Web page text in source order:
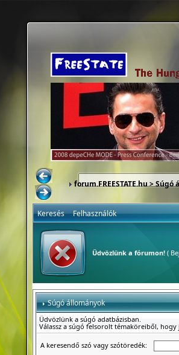
forum.FREESTATE.hu> Súgó
Keresés Felhasználók
Üdvözlünk a fórumon!(
Súgó állományok
Üdvözlünk a súgó adatbázisban.
Válassz a súgó felsorolt témaköreiből,
A keresendő szó vagy szótöredék: